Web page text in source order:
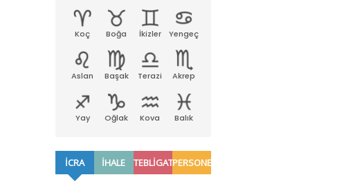
Koç Boğa İkizler Yengeç
Aslan Başak Terazi Akrep
Yay Oğlak Kova Balık